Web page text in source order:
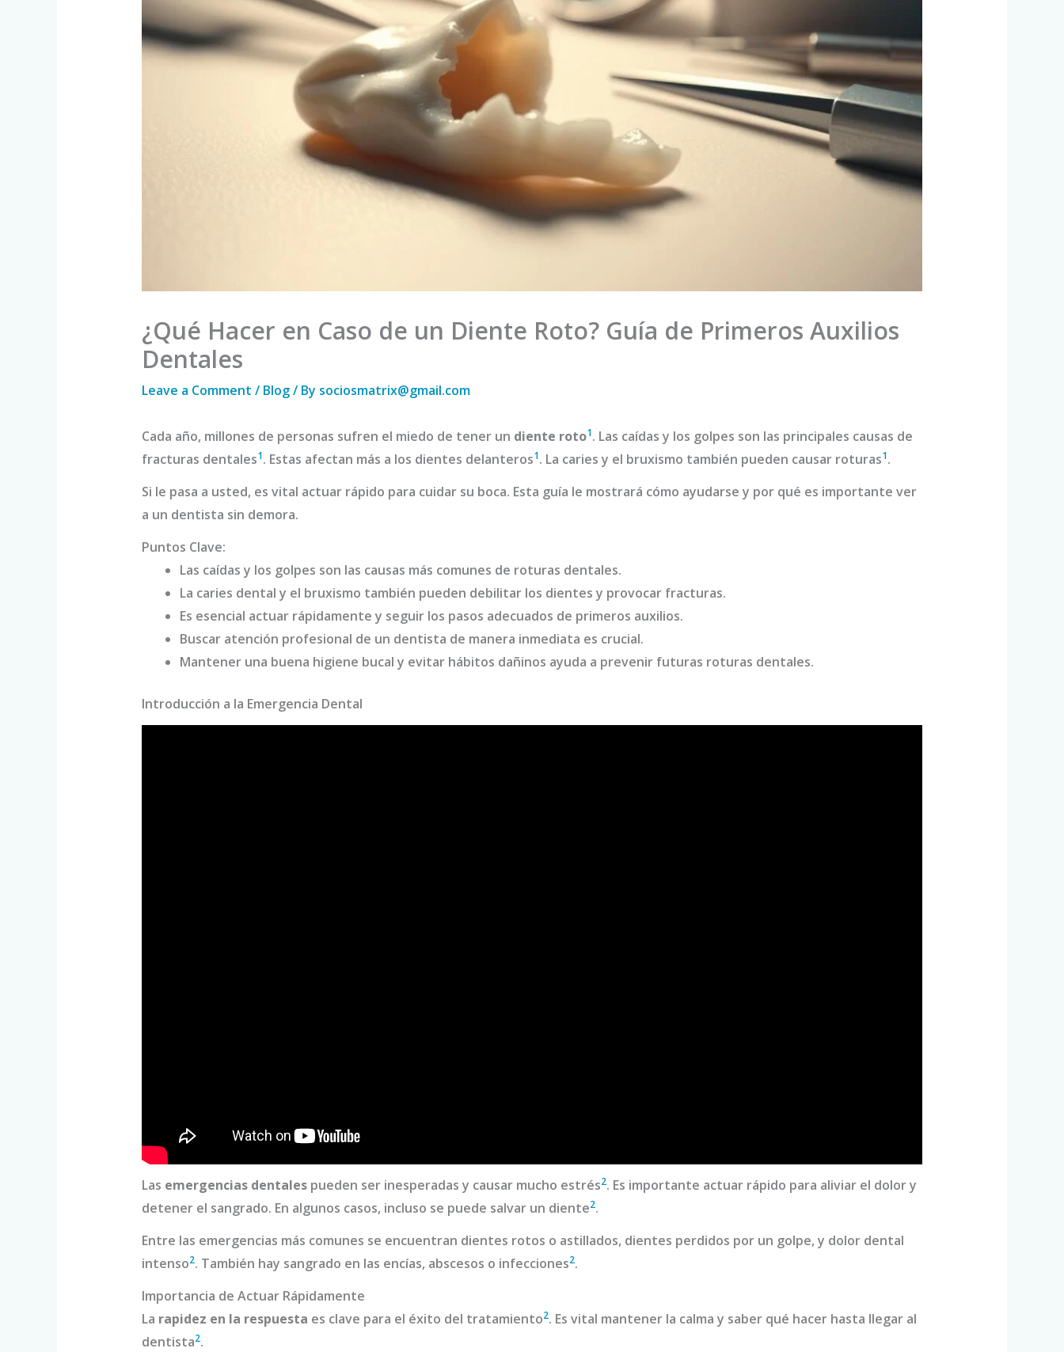
¿Qué Hacer en Caso de un Diente Roto? Guía de Primeros Auxilios
Dentales
Leave a Comment / Blog/ By sociosmatrix@gmail.com
Cada año, millones de personas sufren el miedo de tener un diente roto1. Las caídas y los golpes son las principales causas de
fracturas dentales1. Estas afectan más a los dientes delanteros1. La caries y el bruxismo también pueden causar roturas1.
Si le pasa a usted, es vital actuar rápido para cuidar su boca. Esta guía le mostrará cómo ayudarse y por qué es importante ver
a un dentista sin demora.
Puntos Clave:
Las caídas y los golpes son las causas más comunes de roturas dentales.
La caries dental y el bruxismo también pueden debilitar los dientes y provocar fracturas.
Es esencial actuar rápidamente y seguir los pasos adecuados de primeros auxilios.
Buscar atención profesional de un dentista de manera inmediata es crucial.
Mantener una buena higiene bucal y evitar hábitos dañinos ayuda a prevenir futuras roturas dentales.
Introducción a la Emergencia Dental
Las emergencias dentalespueden ser inesperadas y causar mucho estrés2. Es importante actuar rápido para aliviar el dolor y
detener el sangrado. En algunos casos, incluso se puede salvar un diente2.
Entre las emergencias más comunes se encuentran dientes rotos o astillados, dientes perdidos por un golpe, y dolor dental
intenso2. También hay sangrado en las encías, abscesos o infecciones2.
Importancia de Actuar Rápidamente
La rapidez en la respuesta es clave para el éxito del tratamiento2. Es vital mantener la calma y saber qué hacer hasta llegar al
dentista2.